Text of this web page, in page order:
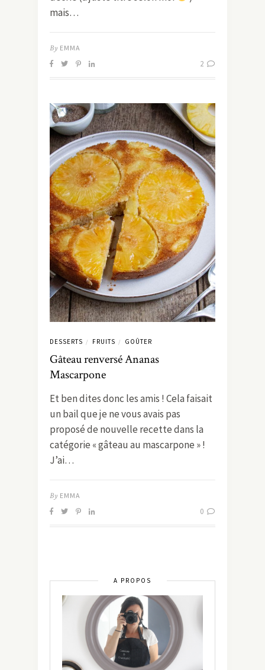
mais…
By EMMA
2
DESSERTS / FRUITS / GOÛTER
Gâteau renversé Ananas
Mascarpone
Et ben dites donc les amis ! Cela faisait
un bail que je ne vous avais pas
proposé de nouvelle recette dans la
catégorie « gâteau au mascarpone » !
J’ai…
By EMMA
0
A PROPOS